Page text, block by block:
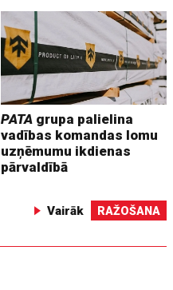
PATA grupa palielina
vadības komandas lomu
uzņēmumu ikdienas
pārvaldībā
Vairāk RAŽOŠANA